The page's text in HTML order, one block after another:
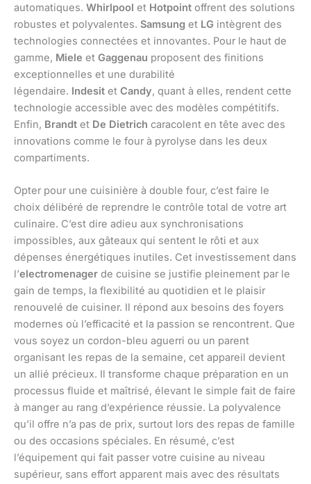
automatiques. Whirlpool et Hotpoint offrent des solutions
robustes et polyvalentes. Samsung et LG intègrent des
technologies connectées et innovantes. Pour le haut de
gamme, Miele et Gaggenau proposent des finitions
exceptionnelles et une durabilité
légendaire. Indesit et Candy, quant à elles, rendent cette
technologie accessible avec des modèles compétitifs.
Enfin, Brandt et De Dietrich caracolent en tête avec des
innovations comme le four à pyrolyse dans les deux
compartiments.
Opter pour une cuisinière à double four, c’est faire le
choix délibéré de reprendre le contrôle total de votre art
culinaire. C’est dire adieu aux synchronisations
impossibles, aux gâteaux qui sentent le rôti et aux
dépenses énergétiques inutiles. Cet investissement dans
l’electromenager de cuisine se justifie pleinement par le
gain de temps, la flexibilité au quotidien et le plaisir
renouvelé de cuisiner. Il répond aux besoins des foyers
modernes où l’efficacité et la passion se rencontrent. Que
vous soyez un cordon-bleu aguerri ou un parent
organisant les repas de la semaine, cet appareil devient
un allié précieux. Il transforme chaque préparation en un
processus fluide et maîtrisé, élevant le simple fait de faire
à manger au rang d’expérience réussie. La polyvalence
qu’il offre n’a pas de prix, surtout lors des repas de famille
ou des occasions spéciales. En résumé, c’est
l’équipement qui fait passer votre cuisine au niveau
supérieur, sans effort apparent mais avec des résultats